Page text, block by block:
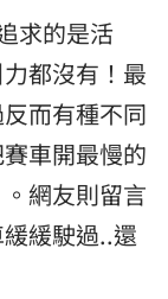
求的是活
都沒有！最
而有種不同
車開最慢的
網友則留言
緩駛過..還